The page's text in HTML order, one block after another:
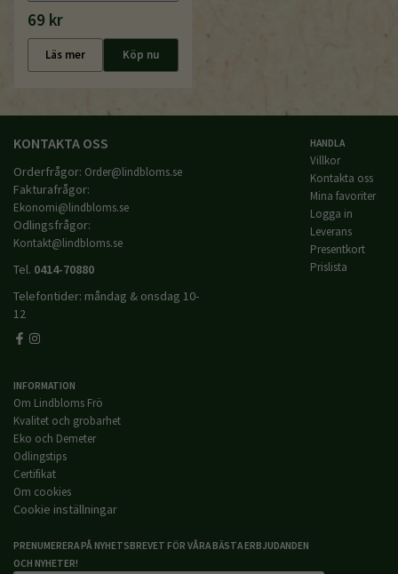
69 kr
Läs mer Köp nu
KONTAKTA OSS
Orderfrågor: Order@lindbloms.se
Fakturafrågor:
Ekonomi@lindbloms.se
Odlingsfrågor:
Kontakt@lindbloms.se
Tel. 0414-70880
Telefontider: måndag & onsdag 10-
12
HANDLA
Villkor
Kontakta oss
Mina favoriter
Logga in
Leverans
Presentkort
Prislista
INFORMATION
Om Lindbloms Frö
Kvalitet och grobarhet
Eko och Demeter
Odlingstips
Certifikat
Om cookies
Cookie inställningar
PRENUMERERA PÅ NYHETSBREVET FÖR VÅRA BÄSTA ERBJUDANDEN
OCH NYHETER!